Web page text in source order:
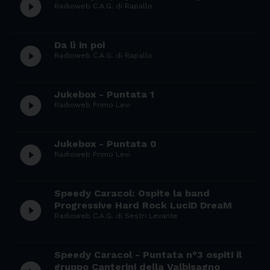
play_circle_filled Radioweb C.A.G. di Rapallo
play_circle_filled Da lì in poi
Radioweb C.A.G. di Rapallo
play_circle_filled Jukebox - Puntata 1
Radioweb Primo Levi
play_circle_filled Jukebox - Puntata 0
Radioweb Primo Levi
play_circle_filled
Speedy Caracol: Ospite la band
Progressive Hard Rock LuciD DreaM
Radioweb C.A.G. di Sestri Levante
Speedy Caracol - Puntata n°3 ospiti il
gruppo Canterini della Valbisagno